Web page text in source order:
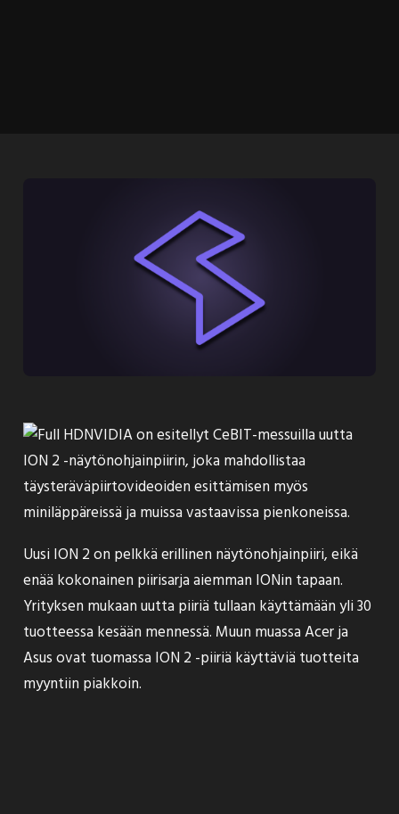
NVIDIA on esitellyt CeBIT-messuilla uutta
ION 2 -näytönohjainpiirin, joka mahdollistaa
täysteräväpiirtovideoiden esittämisen myös
miniläppäreissä ja muissa vastaavissa pienkoneissa.
Uusi ION 2 on pelkkä erillinen näytönohjainpiiri, eikä
enää kokonainen piirisarja aiemman IONin tapaan.
Yrityksen mukaan uutta piiriä tullaan käyttämään yli 30
tuotteessa kesään mennessä. Muun muassa Acer ja
Asus ovat tuomassa ION 2 -piiriä käyttäviä tuotteita
myyntiin piakkoin.